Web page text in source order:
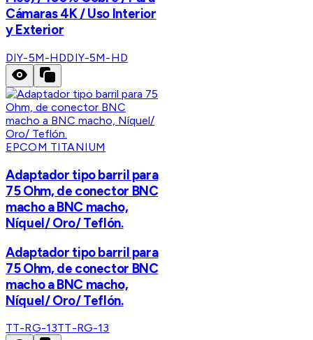
Cámaras 4K / Uso Interior
y Exterior
DIY-5M-HDDIY-5M-HD
EPCOM TITANIUM
Adaptador tipo barril para
75 Ohm, de conector BNC
macho a BNC macho,
Níquel/ Oro/ Teflón.
Adaptador tipo barril para
75 Ohm, de conector BNC
macho a BNC macho,
Níquel/ Oro/ Teflón.
TT-RG-13TT-RG-13